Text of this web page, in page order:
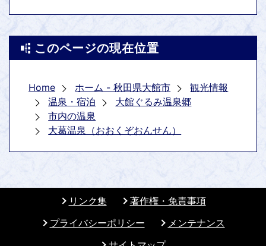
このページの現在位置
Home ホーム - 秋田県大館市
観光情報
温泉・宿泊
大館ぐるみ温泉郷
市内の温泉
大葛温泉（おおくぞおんせん）
リンク集
著作権・免責事項
プライバシーポリシー
メンテナンス